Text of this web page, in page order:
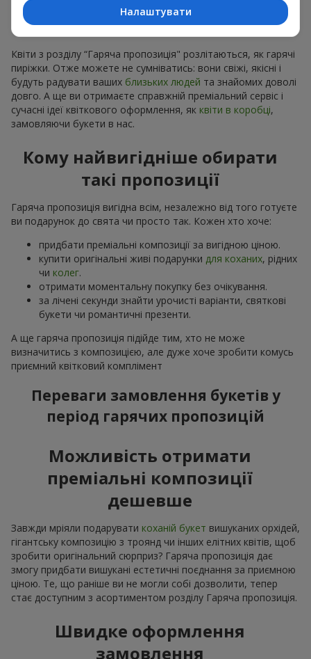
робимо привабливі варіанти дешевшими, зберігши
Квіти з розділу “Гаряча пропозиція" розлітаються, як гарячі
пиріжки. Отже можете не сумніватись: вони свіжі, якісні і
будуть радувати ваших близьких людей та знайомих доволі
довго. А ще ви отримаєте справжній преміальний сервіс і
сучасні ідеї квіткового оформлення, як квіти в коробці,
замовляючи букети в нас.
Кому найвигідніше обирати
такі пропозиції
Гаряча пропозиція вигідна всім, незалежно від того готуєте
ви подарунок до свята чи просто так. Кожен хто хоче:
придбати преміальні композиції за вигідною ціною.
купити оригінальні живі подарунки для коханих, рідних
чи колег.
отримати моментальну покупку без очікування.
за лічені секунди знайти урочисті варіанти, святкові
букети чи романтичні презенти.
А ще гаряча пропозиція підійде тим, хто не може
визначитись з композицією, але дуже хоче зробити комусь
приємний квітковий комплімент
Переваги замовлення букетів у
період гарячих пропозицій
Можливість отримати
преміальні композиції
дешевше
Завжди мріяли подарувати коханій букет вишуканих орхідей,
гігантську композицію з троянд чи інших елітних квітів, щоб
зробити оригінальний сюрприз? Гаряча пропозиція дає
змогу придбати вишукані естетичні поєднання за приємною
ціною. Те, що раніше ви не могли собі дозволити, тепер
стає доступним з асортиментом розділу Гаряча пропозиція.
Швидке оформлення
замовлення
Налаштувати